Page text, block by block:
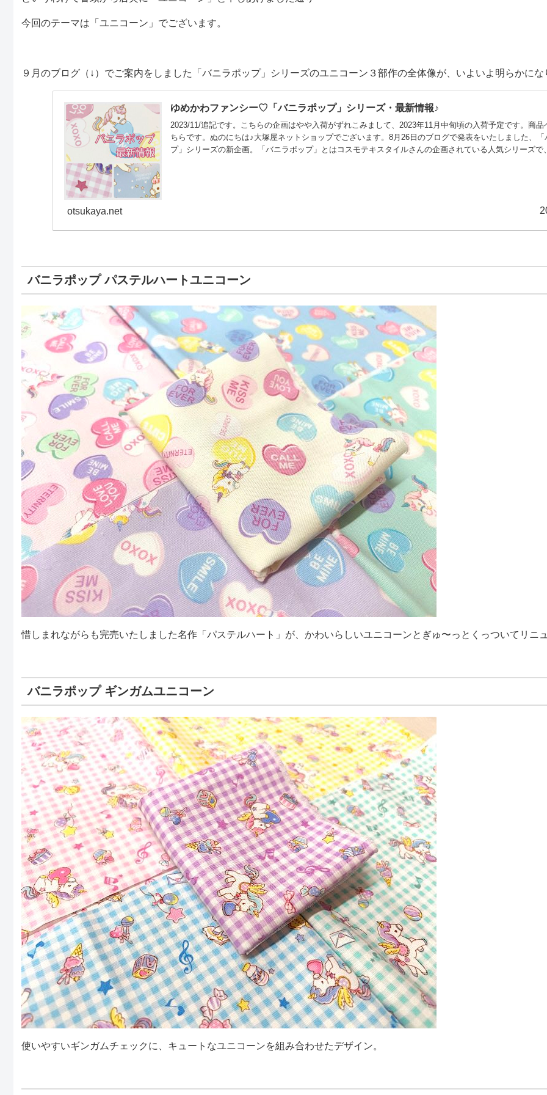
今回のテーマは「ユニコーン」でございます。
９月のブログ（↓）でご案内をしました「バニラポップ」シリーズのユニコーン３部作の全体像が、いよいよ明らかにな
ゆめかわファンシー♡「バニラポップ」シリーズ・最新情報♪
2023/11/追記です。こちらの企画はやや入荷がずれこみまして、2023年11月中旬頃の入荷予定です。商品
ちらです。ぬのにちは♪大塚屋ネットショップでございます。8月26日のブログで発表をいたしました、「
プ」シリーズの新企画。「バニラポップ」とはコスモテキスタイルさんの企画されている人気シリーズで
otsukaya.net
バニラポップ パステルハートユニコーン
惜しまれながらも完売いたしました名作「パステルハート」が、かわいらしいユニコーンとぎゅ〜っとくっついてリニュ
バニラポップ ギンガムユニコーン
使いやすいギンガムチェックに、キュートなユニコーンを組み合わせたデザイン。